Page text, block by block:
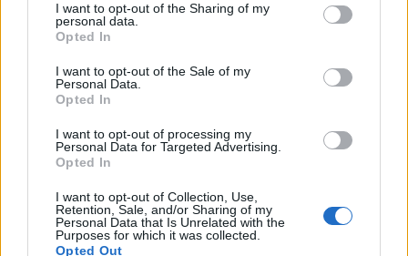
not limited to your visit or usage behaviour. You may click to
grant or deny consent to Google and its third-party tags to
use your data for below specified purposes in below Google
consent section.
I want to opt-out of the Sharing of my
personal data.
Opted In
I want to opt-out of the Sale of my
Personal Data.
Opted In
I want to opt-out of processing my
Personal Data for Targeted Advertising.
Opted In
I want to opt-out of Collection, Use,
Retention, Sale, and/or Sharing of my
Personal Data that Is Unrelated with the
Purposes for which it was collected.
Opted Out
NECROLOGIE
Mario Malu
Paolo Pinna
Martina Agostina Diturco